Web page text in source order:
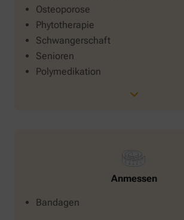
Osteoporose
Phytotherapie
Schwangerschaft
Senioren
Polymedikation
Anmessen
Bandagen